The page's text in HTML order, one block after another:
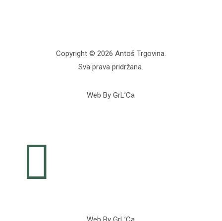
Copyright © 2026 Antoš Trgovina.
Sva prava pridržana.
Web By GrL’Ca
